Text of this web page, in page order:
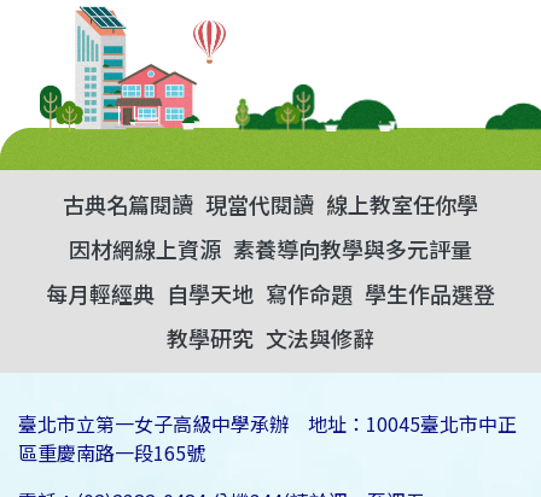
古典名篇閱讀 現當代閱讀 線上教室任你學
因材網線上資源 素養導向教學與多元評量
每月輕經典 自學天地 寫作命題 學生作品選登
教學研究 文法與修辭
臺北市立第一女子高級中學承辦 地址：10045臺北市中正
區重慶南路一段165號